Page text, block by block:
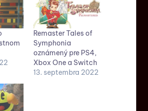
Remaster Tales of
Symphonia
oznámený pre PS4,
Xbox One a Switch
13. septembra 2022